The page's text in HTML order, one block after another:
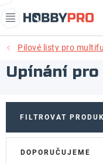
na
AKCE
PRODUKTY
Pilové listy pro
Upínání
FILTROVAT
V
Ř
DOPORUČUJEME